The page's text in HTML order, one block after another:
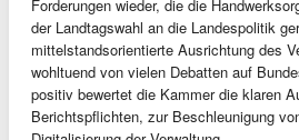
Forderungen wieder, die die
der Landtagswahl an die Landespolitik
mittelstandsorientierte Ausrichtung des
wohltuend von vielen Debatten auf
positiv bewertet die Kammer die klaren
Berichtspflichten, zur Beschleunigung